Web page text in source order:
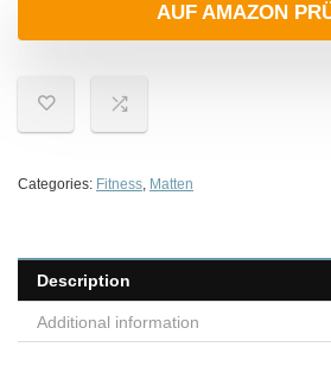
AUF AMAZON
Categories: Fitness, Matten
Description
Additional information